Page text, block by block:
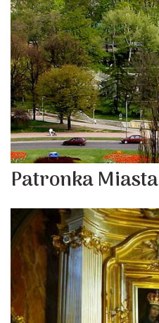
Patronka Miasta